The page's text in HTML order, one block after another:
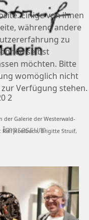
der Galerie der Westerwald-
Ralf Koelbach, Brigitte Struif,
Einige von ihnen
während andere
zu
selbst
möchten. Bitte
womöglich nicht
Verfügung stehen.
Impressum